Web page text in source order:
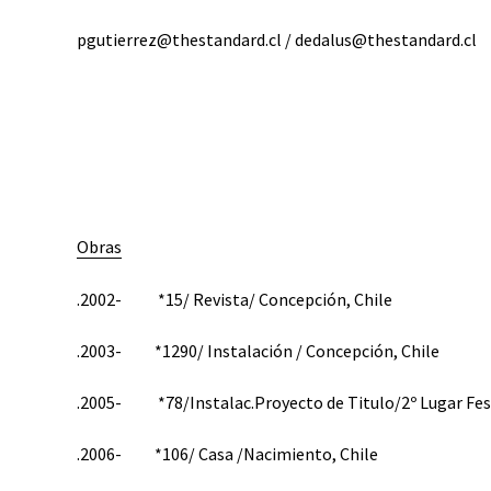
pgutierrez@thestandard.cl / dedalus@thestandard.cl
Obras
.2002- *15/ Revista/ Concepción, Chile
.2003- *1290/ Instalación / Concepción, Chile
.2005- *78/Instalac.Proyecto de Titulo/2º Lugar
.2006- *106/ Casa /Nacimiento, Chile